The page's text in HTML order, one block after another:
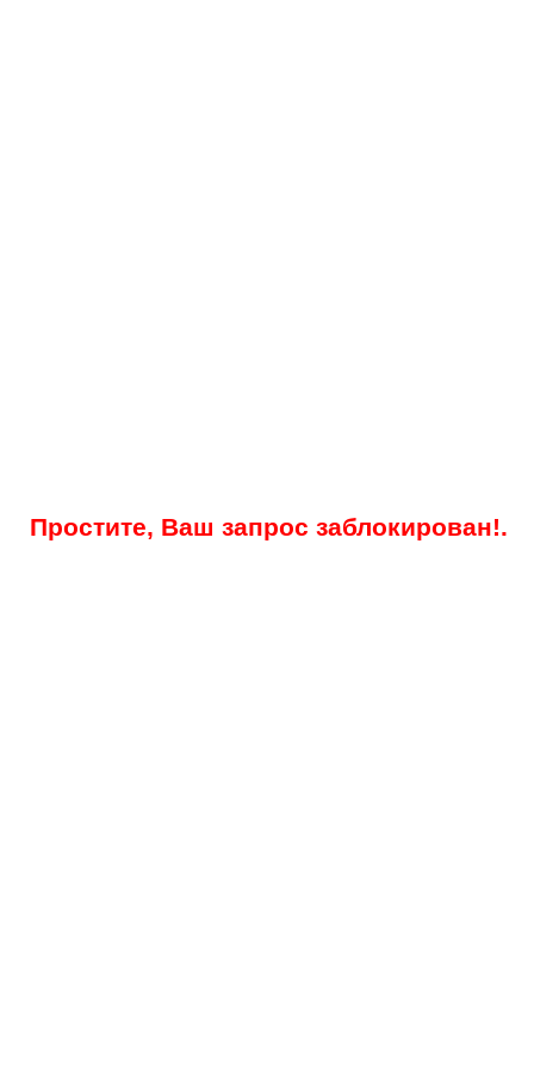
Простите, Ваш запрос заблокирован!.